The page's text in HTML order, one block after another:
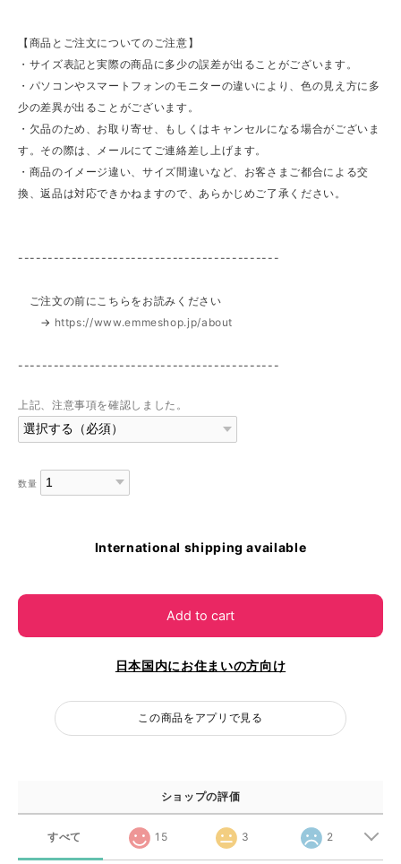
【商品とご注文についてのご注意】
・サイズ表記と実際の商品に多少の誤差が出ることがございます。
・パソコンやスマートフォンのモニターの違いにより、色の見え方に多
少の差異が出ることがございます。
・欠品のため、お取り寄せ、もしくはキャンセルになる場合がございま
す。その際は、メールにてご連絡差し上げます。
・商品のイメージ違い、サイズ間違いなど、お客さまご都合による交
換、返品は対応できかねますので、あらかじめご了承ください。
--------------------------------------------
ご注文の前にこちらをお読みください
→ https://www.emmeshop.jp/about
--------------------------------------------
上記、注意事項を確認しました。
数量
International shipping available
Add to cart
日本国内にお住まいの方向け
この商品をアプリで見る
ショップの評価
すべて 15 3 2